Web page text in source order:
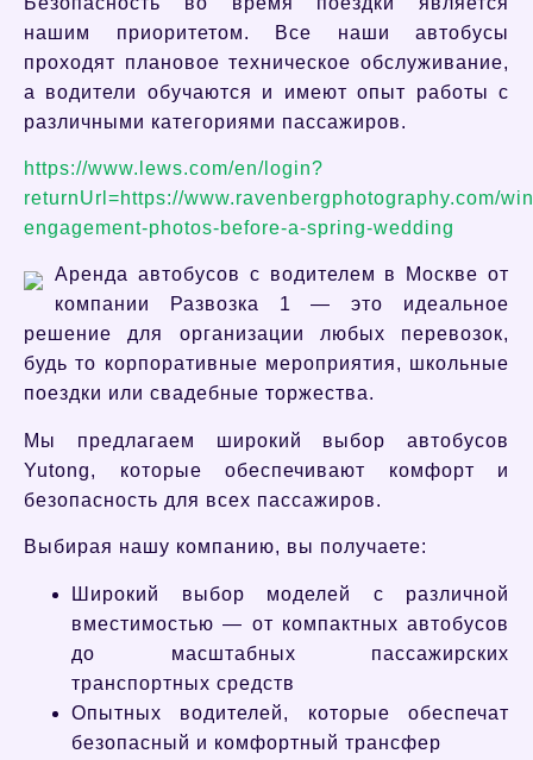
нашим приоритетом. Все наши автобусы
проходят плановое техническое обслуживание,
а водители обучаются и имеют опыт работы с
различными категориями пассажиров.
https://www.lews.com/en/login?
returnUrl=https://www.ravenbergphotography.com/
engagement-photos-before-a-spring-wedding
Аренда автобусов с водителем в Москве от
компании Развозка 1 — это идеальное
решение для организации любых перевозок,
будь то корпоративные мероприятия, школьные
поездки или свадебные торжества.
Мы предлагаем широкий выбор автобусов
Yutong, которые обеспечивают комфорт и
безопасность для всех пассажиров.
Выбирая нашу компанию, вы получаете:
Широкий выбор моделей с различной
вместимостью — от компактных автобусов
до масштабных пассажирских
транспортных средств
Опытных водителей, которые обеспечат
безопасный и комфортный трансфер